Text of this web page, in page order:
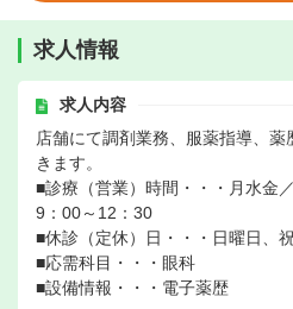
求人情報
求人内容
店舗にて調剤業務、服薬指導、
きます。
■診療（営業）時間・・・月水金
9：00～12：30
■休診（定休）日・・・日曜日、
■応需科目・・・眼科
■設備情報・・・電子薬歴